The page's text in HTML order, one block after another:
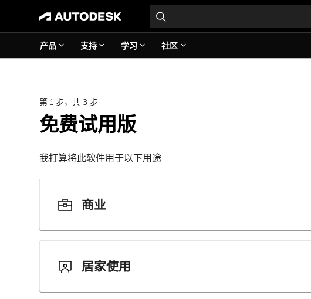
产品 支持 学习 社区
第 1 步，共 3 步
免费试用版
我打算将此软件用于以下用途
商业
居家使用